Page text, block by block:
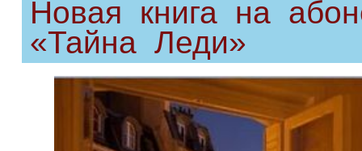
Новая книга на
«Тайна Леди»